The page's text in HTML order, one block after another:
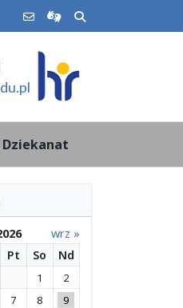
Dziekanat
wrz »
Pt So Nd
1
2
7 8
9